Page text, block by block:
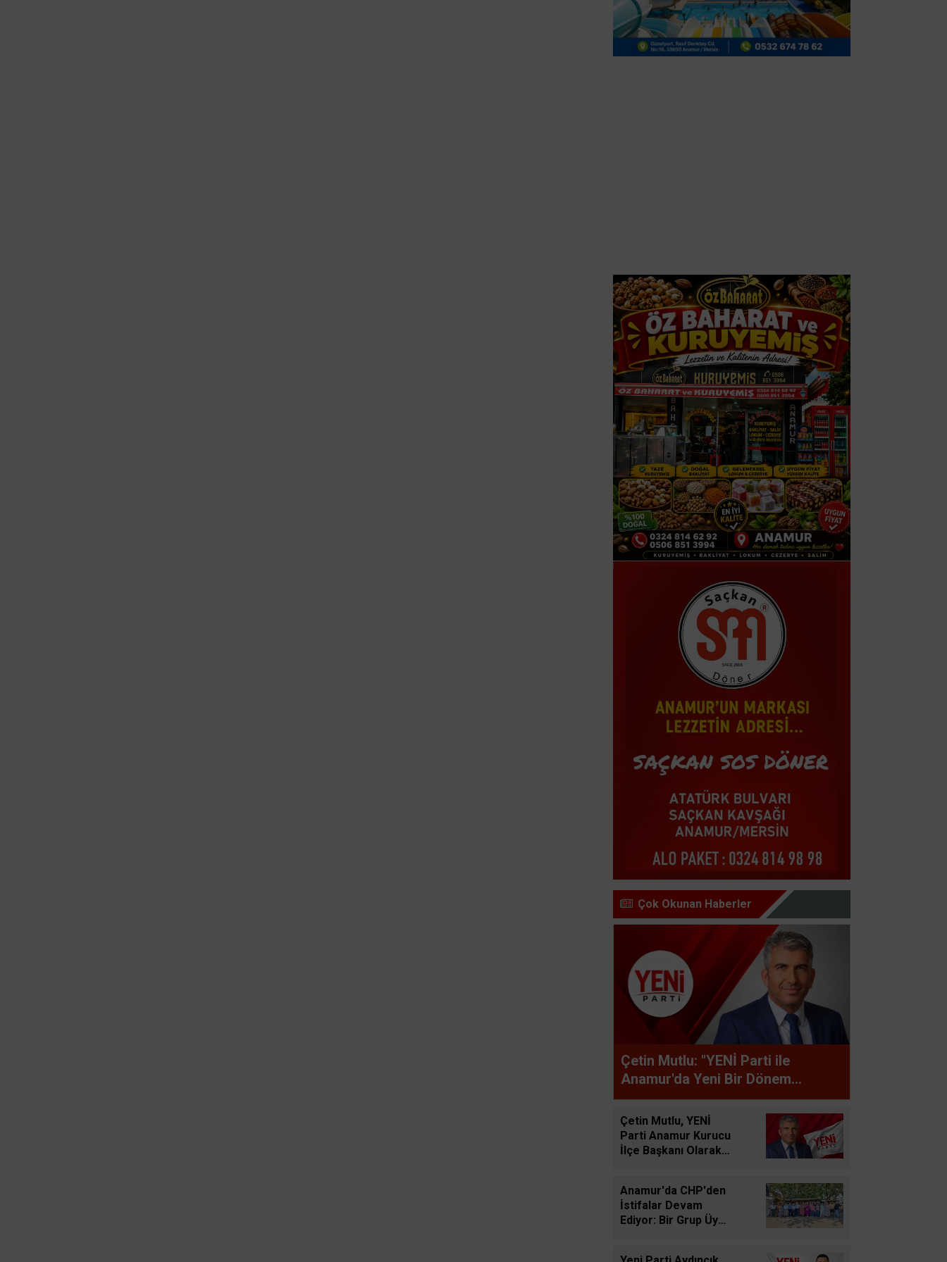
Çok Okunan Haberler
Çetin Mutlu: "YENİ Parti ile
Anamur'da Yeni Bir Dönem
Başlıyor"
Çetin Mutlu, YENİ
Parti Anamur Kurucu
İlçe Başkanı Olarak
Anamur'da CHP'den
İstifalar Devam
Ediyor: Bir Grup Üye